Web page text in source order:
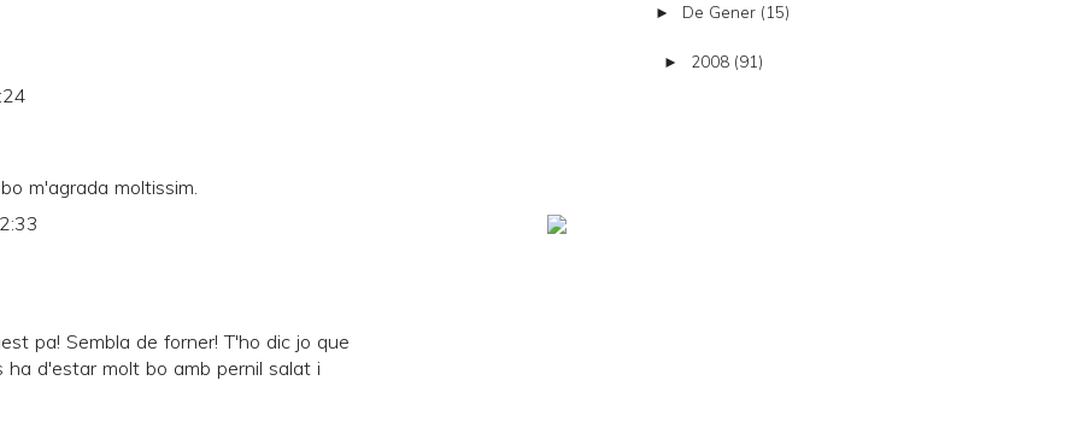
m'agrada moltissim.
pa! Sembla de forner! T'ho dic jo que
d'estar molt bo amb pernil salat i
► De Gener (15)
► 2008 (91)